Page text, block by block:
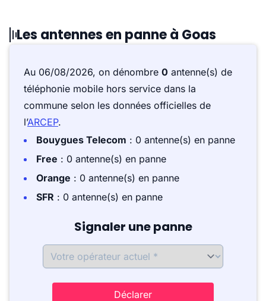
Les antennes en panne à Goas
Au 06/08/2026, on dénombre 0 antenne(s) de
téléphonie mobile hors service dans la
commune selon les données officielles de
l’ARCEP.
Bouygues Telecom : 0 antenne(s) en panne
Free : 0 antenne(s) en panne
Orange : 0 antenne(s) en panne
SFR : 0 antenne(s) en panne
Signaler une panne
Déclarer